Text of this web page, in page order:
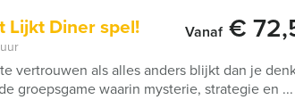
Lijkt Diner spel! Vanaf€
vertrouwen als alles anders blijkt dan je
groepsgame waarin mysterie, strategie en ...